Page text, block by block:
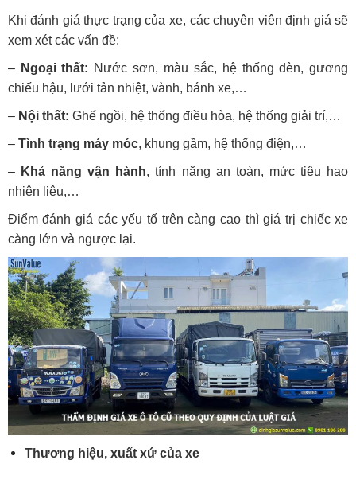
Khi đánh giá thực trạng của xe, các chuyên viên định giá sẽ
xem xét các vấn đề:
– Ngoại thất: Nước sơn, màu sắc, hệ thống đèn, gương
chiếu hậu, lưới tản nhiệt, vành, bánh xe,…
– Nội thất: Ghế ngồi, hệ thống điều hòa, hệ thống giải trí,…
– Tình trạng máy móc, khung gầm, hệ thống điện,…
– Khả năng vận hành, tính năng an toàn, mức tiêu hao
nhiên liệu,…
Điểm đánh giá các yếu tố trên càng cao thì giá trị chiếc xe
càng lớn và ngược lại.
Thương hiệu, xuất xứ của xe